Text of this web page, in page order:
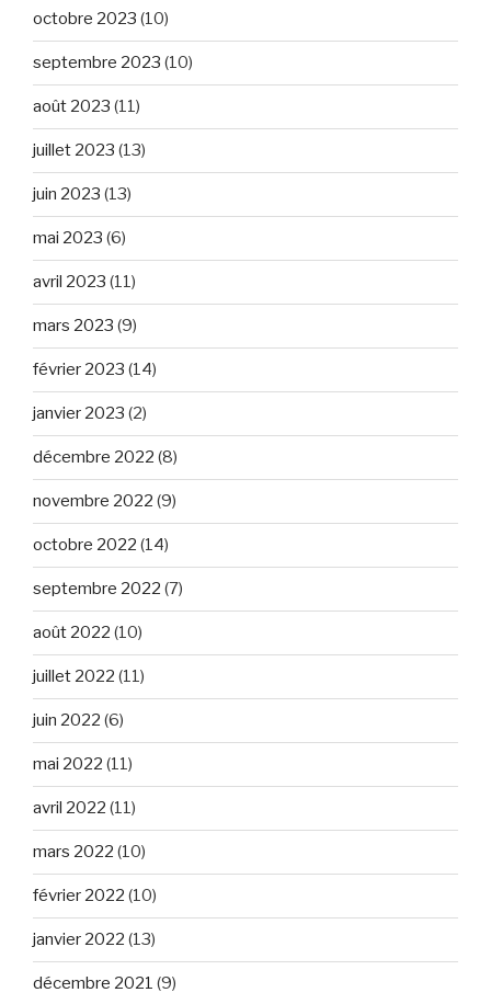
octobre 2023 (10)
septembre 2023 (10)
août 2023 (11)
juillet 2023 (13)
juin 2023 (13)
mai 2023 (6)
avril 2023 (11)
mars 2023 (9)
février 2023 (14)
janvier 2023 (2)
décembre 2022 (8)
novembre 2022 (9)
octobre 2022 (14)
septembre 2022 (7)
août 2022 (10)
juillet 2022 (11)
juin 2022 (6)
mai 2022 (11)
avril 2022 (11)
mars 2022 (10)
février 2022 (10)
janvier 2022 (13)
décembre 2021 (9)